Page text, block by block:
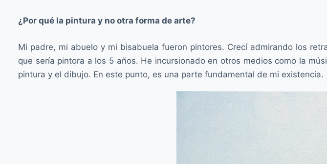
¿Por qué la pintura y no otra forma de arte?
Mi padre, mi abuelo y mi bisabuela fueron pintores. Crecí admirando los
que sería pintora a los 5 años. He incursionado en otros medios como la
pintura y el dibujo. En este punto, es una parte fundamental de mi existencia.